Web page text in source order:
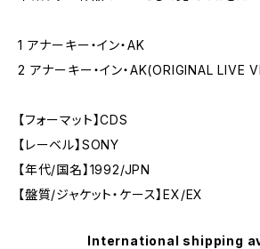
1 アナーキー・イン・AK
2 アナーキー・イン・AK(ORIGINAL LIVE
【フォーマット】CDS
【レーベル】SONY
【年代/国名】1992/JPN
【盤質/ジャケット・ケース】EX/EX
International shipping